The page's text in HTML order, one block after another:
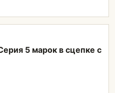
5 марок в сцепке с